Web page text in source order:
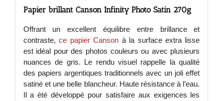
Papier brillant Canson Infinity Photo Satin 270g
Offrant un excellent équilibre entre brillance et
contraste,ce papier Canson à la surface extra lisse
est idéal pour des photos couleurs ou avec plusieurs
nuances de gris. Le rendu visuel rappelle la qualité
des papiers argentiques traditionnels avec un joli effet
satiné et une belle blancheur. Haute résistance à l’eau.
Il a été développé pour satisfaire aux exigences les